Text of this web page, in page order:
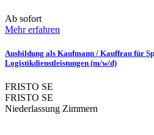
Ab sofort
Mehr erfahren
Ausbildung als Kaufmann / Kauffrau für
Logistikdienstleistungen (m/w/d)
FRISTO SE
FRISTO SE
Niederlassung Zimmern